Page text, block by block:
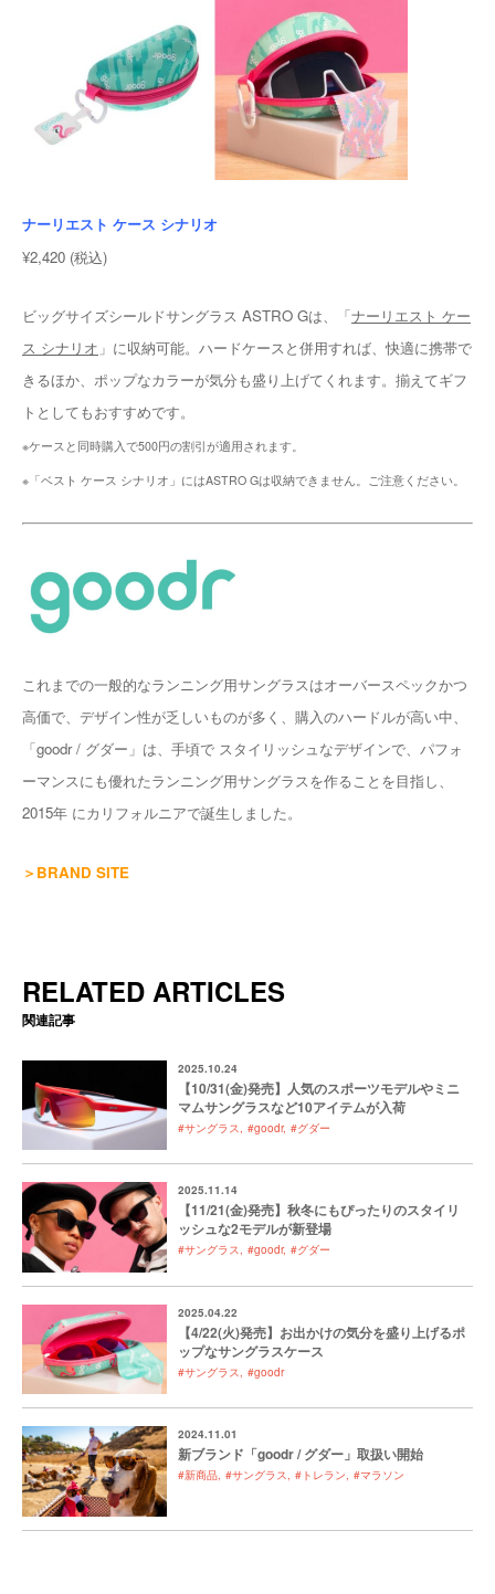
ナーリエスト ケース シナリオ
¥2,420 (税込)
ビッグサイズシールドサングラス ASTRO Gは、「ナーリエスト ケー
ス シナリオ 」に収納可能。ハードケースと併用すれば、快適に携帯で
きるほか、ポップなカラーが気分も盛り上げてくれます。揃えてギフ
トとしてもおすすめです。
※ケースと同時購入で500円の割引が適用されます。
※「ベスト ケース シナリオ」にはASTRO Gは収納できません。ご注意ください。
これまでの一般的なランニング用サングラスはオーバースペックかつ
高価で、デザイン性が乏しいものが多く、購入のハードルが高い中、
「goodr / グダー」は、手頃で スタイリッシュなデザインで、パフォ
ーマンスにも優れたランニング用サングラスを作ることを目指し、
2015年 にカリフォルニアで誕生しました。
＞BRAND SITE
RELATED ARTICLES
関連記事
2025.10.24
【10/31(金)発売】人気のスポーツモデルやミニ
マムサングラスなど10アイテムが入荷
#サングラス #goodr #グダー
2025.11.14
【11/21(金)発売】秋冬にもぴったりのスタイリ
ッシュな2モデルが新登場
#サングラス #goodr #グダー
2025.04.22
【4/22(火)発売】お出かけの気分を盛り上げるポ
ップなサングラスケース
#サングラス #goodr
2024.11.01
新ブランド「goodr / グダー」取扱い開始
#新商品 #サングラス #トレラン #マラソン